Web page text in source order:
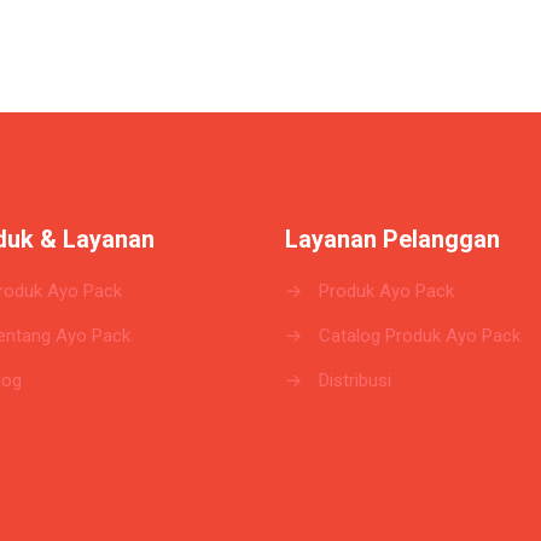
& Layanan
Ayo Pack
Ayo Pack
Layanan Pelanggan
→ Produk Ayo Pack
→ Catalog Produk Ayo Pack
→ Distribusi